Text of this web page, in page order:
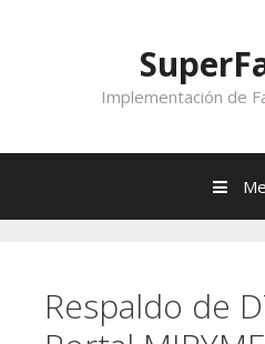
Implementación de
Respaldo de